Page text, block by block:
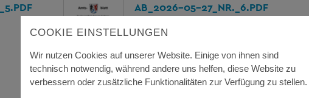
AB_2026-05-27_NR._6.PDF
COOKIE EINSTELLUNGEN
Wir nutzen Cookies auf unserer Website. Einige von ihnen sind
technisch notwendig, während andere uns helfen, diese Website zu
verbessern oder zusätzliche Funktionalitäten zur Verfügung zu stellen.